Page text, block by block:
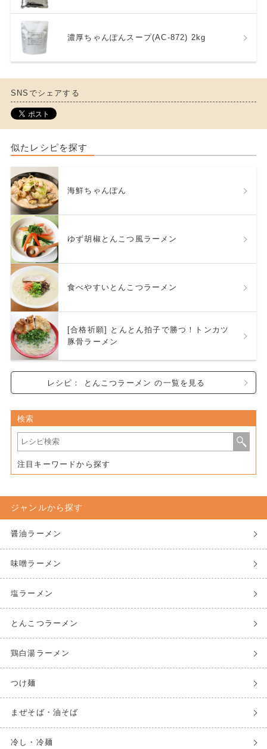
濃厚ちゃんぽんスープ(AC-872) 2kg
SNSでシェアする
似たレシピを探す
海鮮ちゃんぽん
ゆず胡椒とんこつ風ラーメン
食べやすいとんこつラーメン
[合格祈願] とんとん拍子で勝つ！トンカツ
豚骨ラーメン
レシピ： とんこつラーメン の一覧を見る
検索
注目キーワードから探す
ジャンルから探す
醤油ラーメン
味噌ラーメン
塩ラーメン
とんこつラーメン
鶏白湯ラーメン
つけ麺
まぜそば・油そば
冷し・冷麺